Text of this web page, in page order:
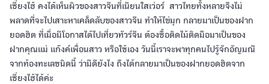
เซี่ยงไฮ้ คงได้เห็นผิวของสาวจีนที่เนียนใสเว่อร์ สาวไทยทั้งหลายจึงไม่
พลาดที่จะไปเสาะหาเคล็ดลับของสาวจีน ทำให้ไข่มุก กลายมาเป็นของฝาก
ยอดฮิต ที่เมื่อมีโอกาสได้ไปเที่ยวทัวร์จีน ต้องซื้อติดไม้ติดมือมาเป็นของ
ฝากคุณแม่ แก๊งค์เพื่อนสาว หรือใช้เอง วันนี้เราจะพาทุกคนไปรู้จักอัญมณี
จากท้องทะเลชนิดนี้ ว่ามีดียังไง ถึงได้กลายมาเป็นของฝากยอดฮิตจาก
เซี่ยงไฮ้ได้ค่ะ